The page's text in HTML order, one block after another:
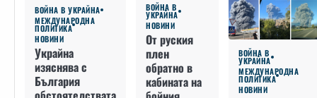
ВОЙНА В УКРАЙНА
МЕЖДУНАРОДНА
ПОЛИТИКА
НОВИНИ
Украйна
изяснява с
България
ВОЙНА В
УКРАЙНА
НОВИНИ
От руския
плен
обратно в
кабината на
ВОЙНА В
УКРАЙНА
МЕЖДУНАРОДНА
ПОЛИТИКА
НОВИНИ